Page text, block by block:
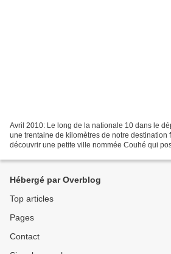
Avril 2010: Le long de la nationale 10 dans le
une trentaine de kilomètres de notre destination
découvrir une petite ville nommée Couhé qui
Hébergé par Overblog
Top articles
Pages
Contact